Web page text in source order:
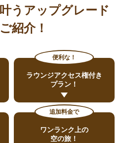
うアップグレード
紹介！
便利な！
ラウンジアクセス権付き
プラン！
追加料金で
ワンランク上の
空の旅！